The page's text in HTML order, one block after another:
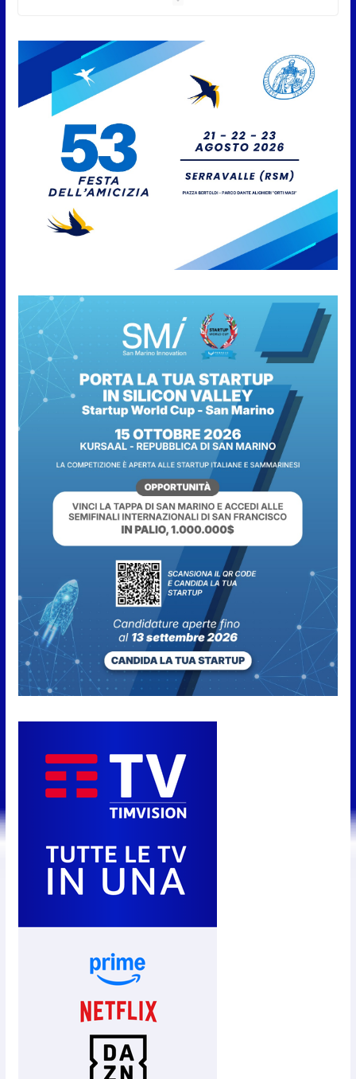
Protezione Civile San Marino.
Incendi boschivi: attivazione
della fase preliminare di
6 Agosto 2026
“San Marino Antiqua –
Leggende e storie del Titano”:
l’inequivocabile successo di
pubblico e di partecipazione
6 Agosto 2026